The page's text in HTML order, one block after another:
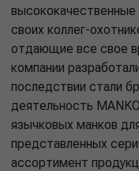
своих коллег-
отдающие все свое
компании
последствии стали
деятельность
язычковых манков
представленных
ассортимент